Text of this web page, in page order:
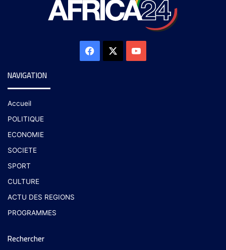
NAVIGATION
Accueil
POLITIQUE
ECONOMIE
SOCIETE
SPORT
CULTURE
ACTU DES REGIONS
PROGRAMMES
Rechercher